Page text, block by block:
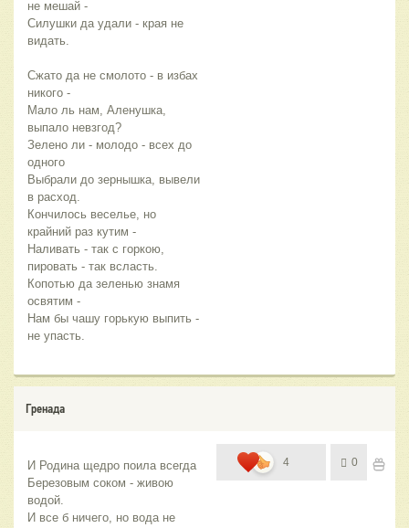
не мешай -
Силушки да удали - края не
видать.
Сжато да не смолото - в избах
никого -
Мало ль нам, Аленушка,
выпало невзгод?
Зелено ли - молодо - всех до
одного
Выбрали до зернышка, вывели
в расход.
Кончилось веселье, но
крайний раз кутим -
Наливать - так с горкою,
пировать - так всласть.
Копотью да зеленью знамя
освятим -
Нам бы чашу горькую выпить -
не упасть.
Гренада
И Родина щедро поила всегда
Березовым соком - живою
водой.
И все б ничего, но вода не
4 0